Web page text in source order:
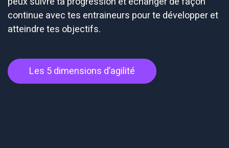
continue avec tes entraineurs pour te développer et
atteindre tes objectifs.
Les 5 dimensions d’agilité